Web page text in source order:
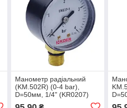
Манометр радіальний
(KM.502R) (0-4 bar),
D=50мм, 1/4" (KR0207)